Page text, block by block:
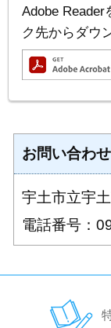
Adobe
ク先からダウ
お問い合わせ
宇土市立宇
電話番号：